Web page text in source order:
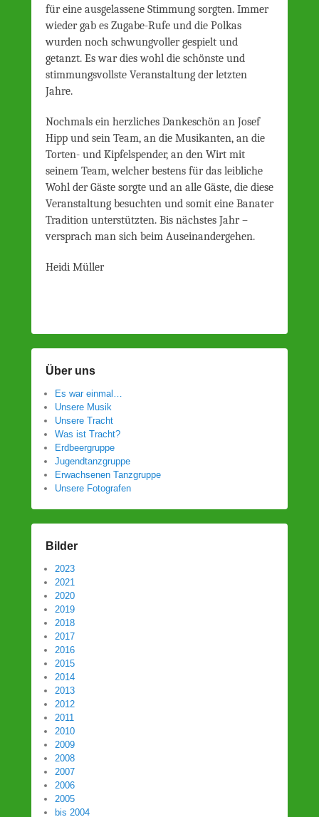
für eine ausgelassene Stimmung sorgten. Immer
wieder gab es Zugabe-Rufe und die Polkas
wurden noch schwungvoller gespielt und
getanzt. Es war dies wohl die schönste und
stimmungsvollste Veranstaltung der letzten
Jahre.
Nochmals ein herzliches Dankeschön an Josef
Hipp und sein Team, an die Musikanten, an die
Torten- und Kipfelspender, an den Wirt mit
seinem Team, welcher bestens für das leibliche
Wohl der Gäste sorgte und an alle Gäste, die diese
Veranstaltung besuchten und somit eine Banater
Tradition unterstützten. Bis nächstes Jahr –
versprach man sich beim Auseinandergehen.
Heidi Müller
Über uns
Es war einmal…
Unsere Musik
Unsere Tracht
Was ist Tracht?
Erdbeergruppe
Jugendtanzgruppe
Erwachsenen Tanzgruppe
Unsere Fotografen
Bilder
2023
2021
2020
2019
2018
2017
2016
2015
2014
2013
2012
2011
2010
2009
2008
2007
2006
2005
bis 2004